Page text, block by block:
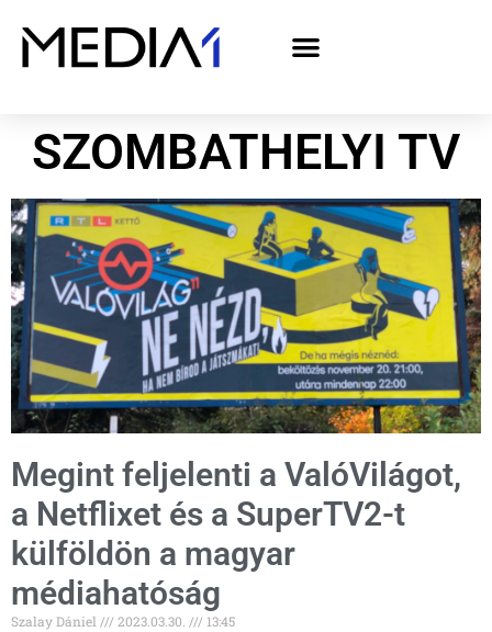
SZOMBATHELYI TV
Megint feljelenti a ValóVilágot,
a Netflixet és a SuperTV2-t
külföldön a magyar
médiahatóság
Szalay Dániel 2023.03.30. 13:45